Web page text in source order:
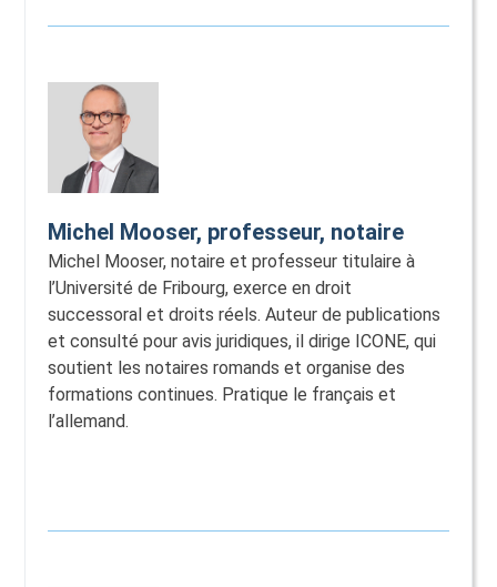
Michel Mooser, professeur, notaire
Michel Mooser, notaire et professeur titulaire à
l’Université de Fribourg, exerce en droit
successoral et droits réels. Auteur de publications
et consulté pour avis juridiques, il dirige ICONE, qui
soutient les notaires romands et organise des
formations continues. Pratique le français et
l’allemand.